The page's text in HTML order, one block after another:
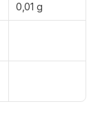
0,01 g